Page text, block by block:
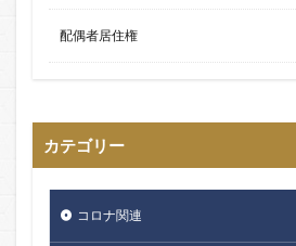
配偶者居住権
カテゴリー
コロナ関連